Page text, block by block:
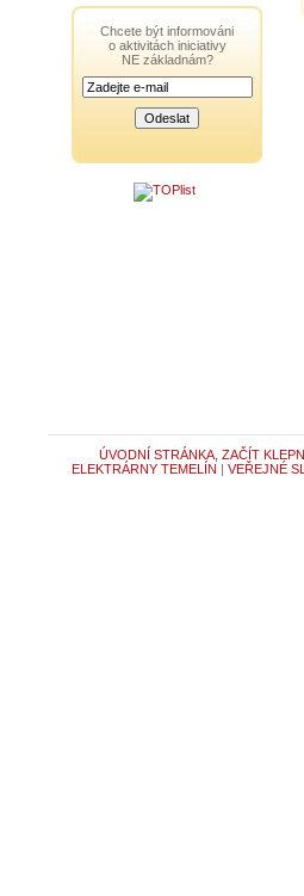
Chcete být informováni
o aktivitách iniciativy
NE základnám?
ÚVODNÍ STRÁNKA, ZAČÍT
ELEKTRÁRNY TEMELÍN | VEŘEJNÉ